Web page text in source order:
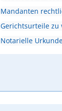
Mandanten
Gerichtsurteile zu
Notarielle